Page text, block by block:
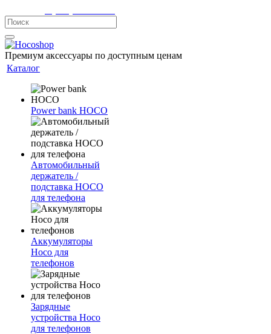
Премиум аксессуары по доступным ценам
Каталог
Power bank HOCO
Автомобильный
держатель /
подставка HOCO
для телефона
Аккумуляторы
Hoco для
телефонов
Зарядные
устройства Hoco
для телефонов